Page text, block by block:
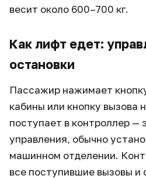
весит около 600–700 кг.
Как лифт едет:
остановки
Пассажир нажимает
кабины или кнопку вызова
поступает в контроллер —
управления, обычно
машинном отделении.
все поступившие вызовы и